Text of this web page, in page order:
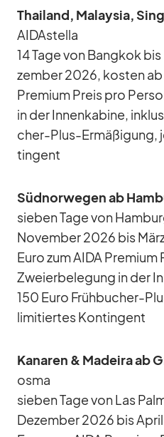
Thai­land, Ma­lay­sia,
AID­A­stella
14 Tage von Bang­kok
zem­ber 2026, kos­ten ab
Pre­mium Preis pro
in der In­nen­ka­bine,
cher-Plus-Er­mä­ßi­gung,
tin­gent
Süd­nor­we­gen ab
sie­ben Tage von
No­vem­ber 2026 bis
Euro zum AIDA
Zwei­er­be­le­gung in der
150 Euro Früh­bu­cher-
li­mi­tier­tes Kon­tin­gent
Ka­na­ren & Ma­deira ab
osma
sie­ben Tage von Las
De­zem­ber 2026 bis